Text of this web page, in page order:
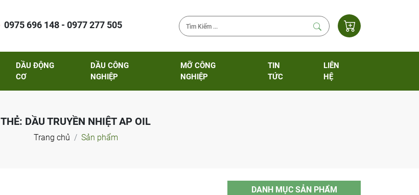
0975 696 148 - 0977 277 505
DẦU ĐỘNG
CƠ
DẦU CÔNG
NGHIỆP
MỠ CÔNG
NGHIỆP
TIN
TỨC
LIÊN
HỆ
THẺ: DẦU TRUYỀN NHIỆT AP OIL
Trang chủ Sản phẩm
DANH MỤC SẢN PHẨM